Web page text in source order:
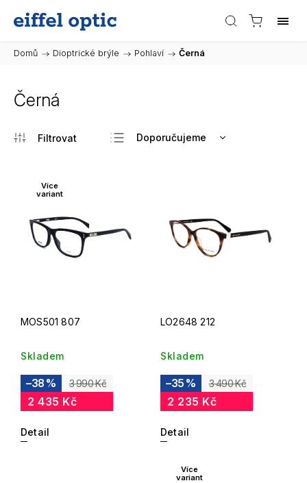
Domů / Dioptrické brýle / Pohlaví / Černá
Černá
Doporučujeme
Abecedně
Více
variant
MOS501 807
Skladem
3 990 Kč
–38 %
2 435 Kč
Detail
LO2648 212
Skladem
3 490 Kč
–35 %
2 235 Kč
Detail
Více
variant